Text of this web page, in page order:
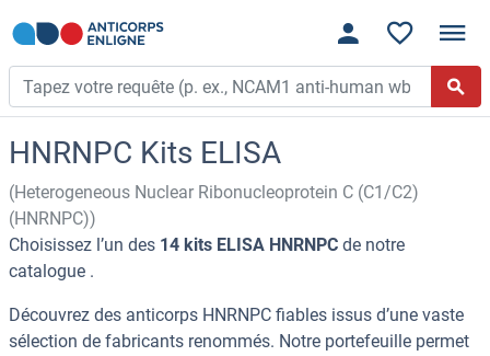
HNRNPC Kits ELISA
(Heterogeneous Nuclear Ribonucleoprotein C (C1/C2)
(HNRNPC))
Choisissez l’un des 14 kits ELISA HNRNPC de notre
catalogue .
Découvrez des anticorps HNRNPC fiables issus d’une vaste
sélection de fabricants renommés. Notre portefeuille permet